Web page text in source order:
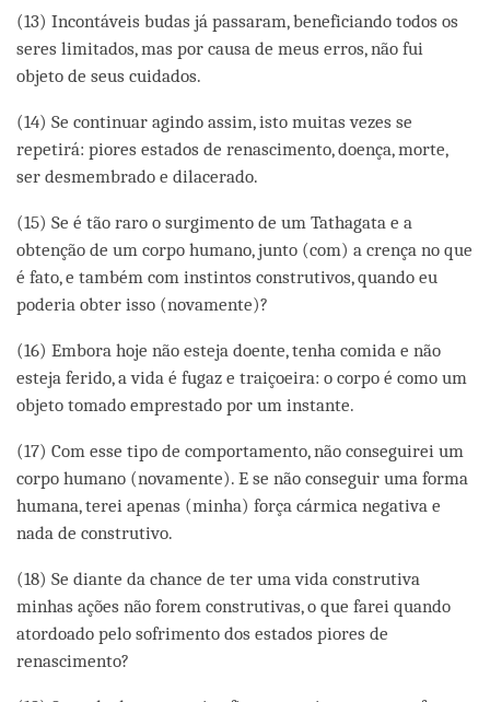
(13) Incontáveis budas já passaram, beneficiando todos os
seres limitados, mas por causa de meus erros, não fui
objeto de seus cuidados.
(14) Se continuar agindo assim, isto muitas vezes se
repetirá: piores estados de renascimento, doença, morte,
ser desmembrado e dilacerado.
(15) Se é tão raro o surgimento de um Tathagata e a
obtenção de um corpo humano, junto (com) a crença no que
é fato, e também com instintos construtivos, quando eu
poderia obter isso (novamente)?
(16) Embora hoje não esteja doente, tenha comida e não
esteja ferido, a vida é fugaz e traiçoeira: o corpo é como um
objeto tomado emprestado por um instante.
(17) Com esse tipo de comportamento, não conseguirei um
corpo humano (novamente). E se não conseguir uma forma
humana, terei apenas (minha) força cármica negativa e
nada de construtivo.
(18) Se diante da chance de ter uma vida construtiva
minhas ações não forem construtivas, o que farei quando
atordoado pelo sofrimento dos estados piores de
renascimento?